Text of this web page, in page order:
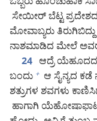
ಒಬ್ಬರು ಹೊಂಚುಹಾಕಿ
ಸೇಯೀರ್‌ ಬೆಟ್ಟ ಪ್ರದೇಶದ
ಮೋವಾಬ್ಯರು
ನಾಶಮಾಡಿದ ಮೇಲೆ
24 ಆದ್ರೆ ಯೆಹೂದದ
ಬಂದು + ಆ ಸೈನ್ಯದ
ಶತ್ರುಗಳ ಶವಗಳು
ಹಾಗಾಗಿ ಯೆಹೋಷಾಫಾಟ